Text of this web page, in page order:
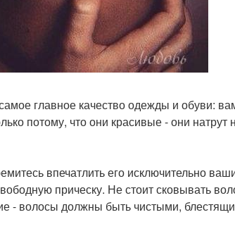
главное качество одежды и обуви:
потому, что они красивые - они натрут
впечатлить его исключительно
прическу. Не стоит сковывать
- волосы должны быть чистыми,